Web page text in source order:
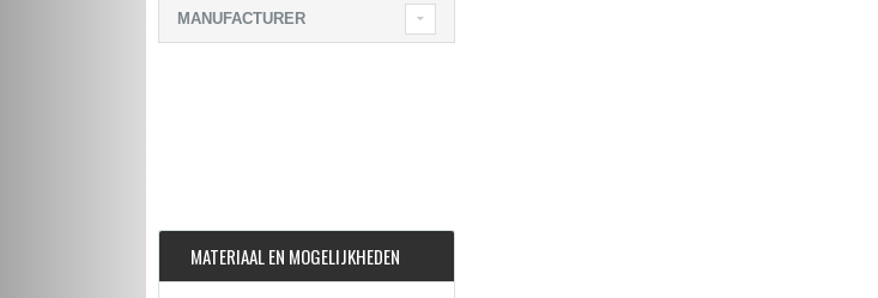
MANUFACTURER
MATERIAAL EN MOGELIJKHEDEN